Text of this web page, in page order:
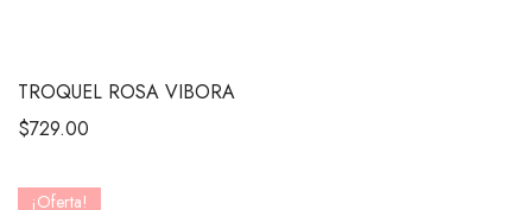
TROQUEL ROSA VIBORA
$729.00
¡Oferta!